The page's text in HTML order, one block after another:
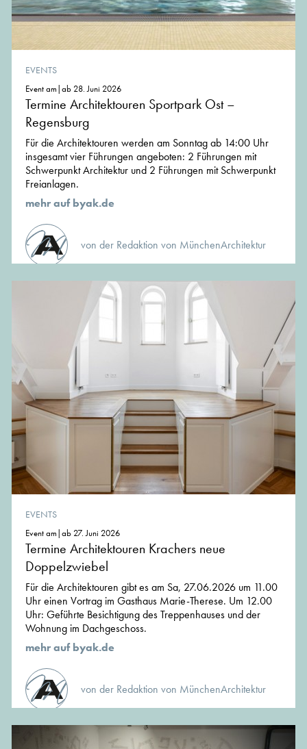
EVENTS
Event am|ab 28. Juni 2026
Termine Architektouren Sportpark Ost –
Regensburg
Für die Architektouren werden am Sonntag ab 14:00 Uhr
insgesamt vier Führungen angeboten: 2 Führungen mit
Schwerpunkt Architektur und 2 Führungen mit Schwerpunkt
Freianlagen.
mehr auf byak.de
von der Redaktion von MünchenArchitektur
EVENTS
Event am|ab 27. Juni 2026
Termine Architektouren Krachers neue
Doppelzwiebel
Für die Architektouren gibt es am Sa, 27.06.2026 um 11.00
Uhr einen Vortrag im Gasthaus Marie-Therese. Um 12.00
Uhr: Geführte Besichtigung des Treppenhauses und der
Wohnung im Dachgeschoss.
mehr auf byak.de
von der Redaktion von MünchenArchitektur